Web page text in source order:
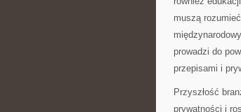
muszą
prowadzi do
przepisami i
Przyszłość
prywatności i